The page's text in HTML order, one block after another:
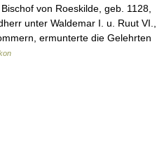
von Roeskilde, geb. 1128,
unter Waldemar I. u. Ruut VI.,
ermunterte die Gelehrten